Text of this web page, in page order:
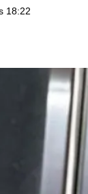
18:22